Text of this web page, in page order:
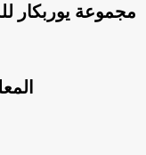
مجموعة يوربكار